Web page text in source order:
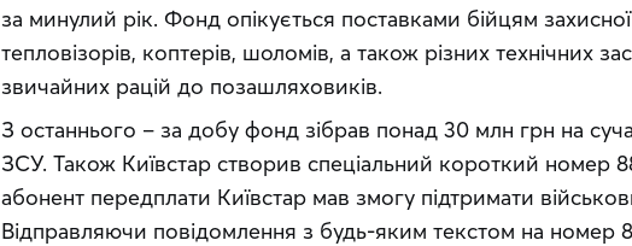
за минулий рік. Фонд опікується поставками бійцям захисної
тепловізорів, коптерів, шоломів, а також різних технічних
звичайних рацій до позашляховиків.
З останнього – за добу фонд зібрав понад 30 млн грн на
ЗСУ. Також Київстар створив спеціальний короткий номер
абонент передплати Київстар мав змогу підтримати
Відправляючи повідомлення з будь-яким текстом на номер